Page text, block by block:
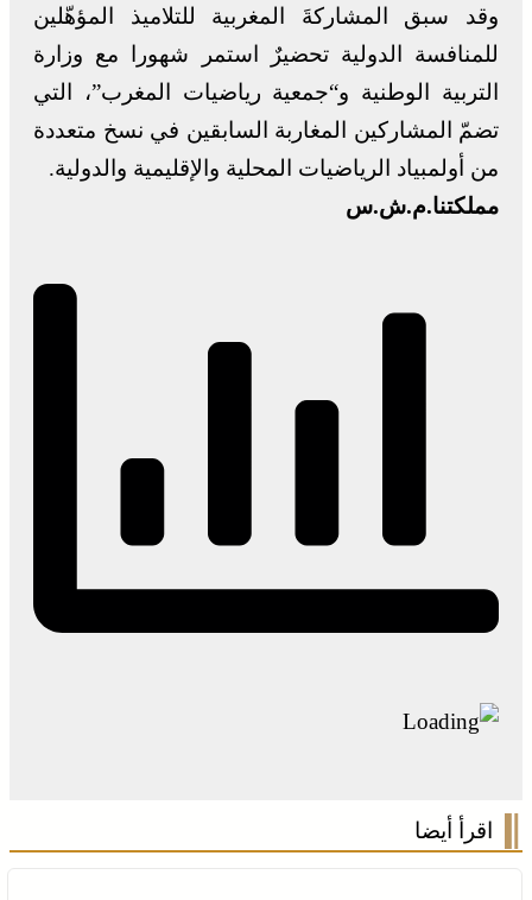
وقد سبق المشاركةَ المغربية للتلاميذ المؤهّلين
للمنافسة الدولية تحضيرٌ استمر شهورا مع وزارة
التربية الوطنية و“جمعية رياضيات المغرب”، التي
تضمّ المشاركين المغاربة السابقين في نسخ متعددة
من أولمبياد الرياضيات المحلية والإقليمية والدولية.
مملكتنا.م.ش.س
اقرأ أيضا